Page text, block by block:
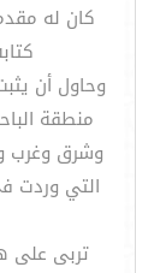
كان له
وحاول أن
منطقة
وشرق وغرب
التي وردت
تربى على